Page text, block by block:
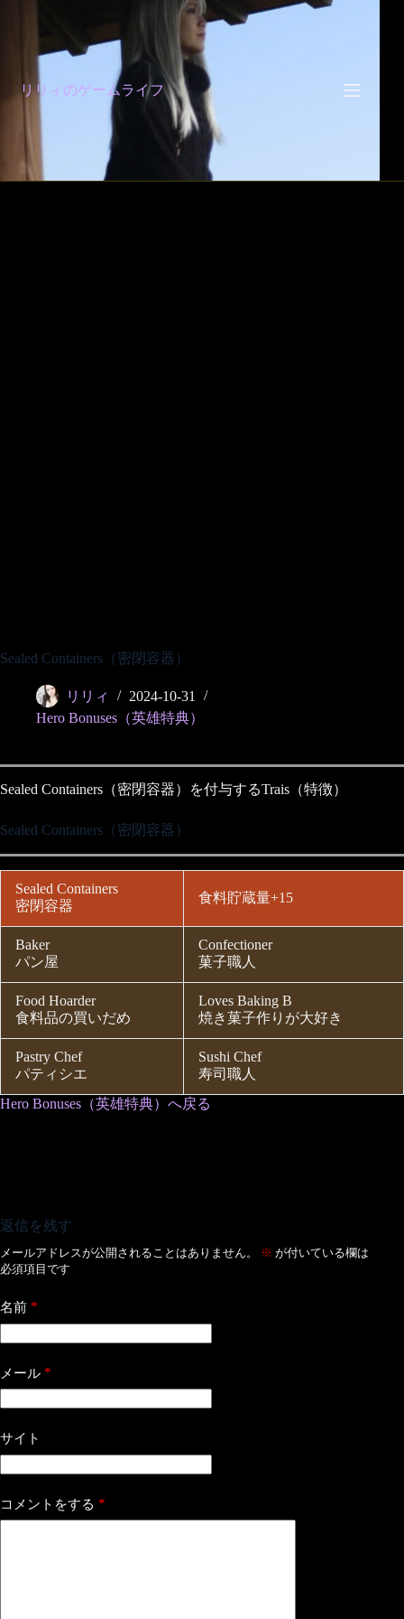
プ
リリィのゲームライフ
Sealed Containers（密閉容器）
リリィ
2024-10-31
Hero Bonuses（英雄特典）
Sealed Containers（密閉容器）を付与するTrais（特徴）
Sealed Containers（密閉容器）
Sealed Containers
密閉容器
食料貯蔵量+15
Baker
パン屋
Confectioner
菓子職人
Food Hoarder
食料品の買いだめ
Loves Baking B
焼き菓子作りが大好き
Pastry Chef
パティシエ
Sushi Chef
寿司職人
Hero Bonuses（英雄特典）へ戻る
返信を残す
メールアドレスが公開されることはありません。 ※ が付いている欄は
必須項目です
名前 *
メール *
サイト
コメントをする *